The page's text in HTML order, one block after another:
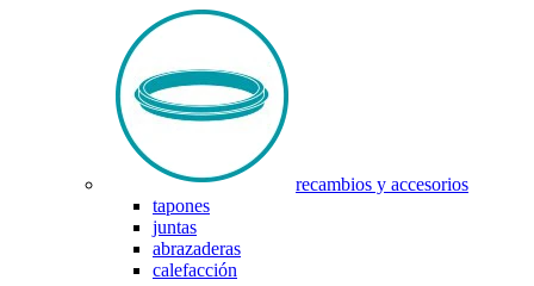
recambios y accesorios
tapones
juntas
abrazaderas
calefacción